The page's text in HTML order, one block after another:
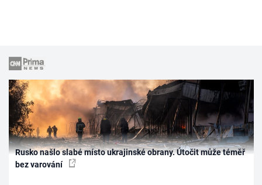
Rusko našlo slabé místo ukrajinské obrany. Útočit může téměř
bez varování